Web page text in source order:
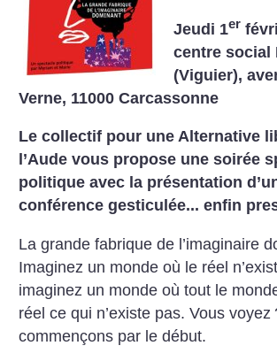
Jeudi 1er
centre social
(Viguier),
Verne, 11000 Carcassonne
Le collectif pour une Alternative
l’Aude vous propose une soirée
politique avec la présentation
conférence gesticulée... enfin
La grande fabrique de l’imaginaire
Imaginez un monde où le réel
imaginez un monde où tout le
réel ce qui n’existe pas. Vous voyez
commençons par le début.